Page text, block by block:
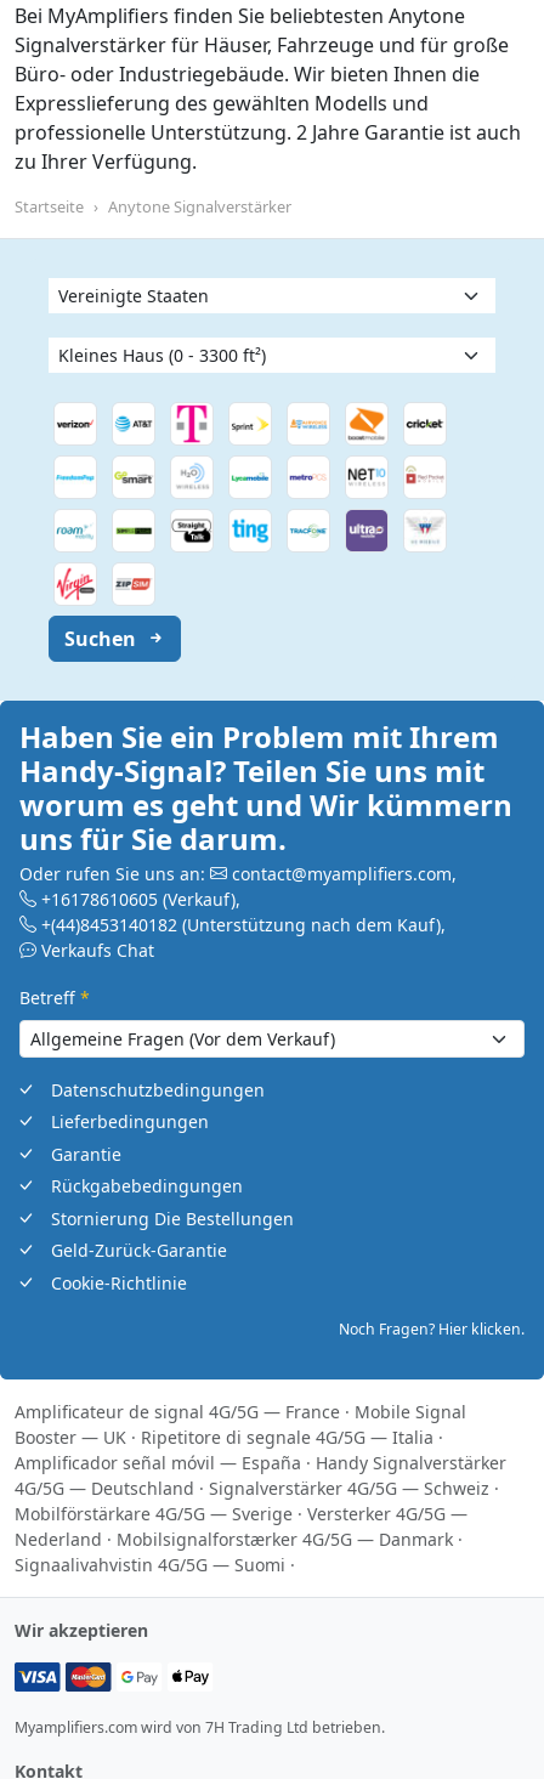
Bei MyAmplifiers finden Sie beliebtesten Anytone
Signalverstärker für Häuser, Fahrzeuge und für große
Büro- oder Industriegebäude. Wir bieten Ihnen die
Expresslieferung des gewählten Modells und
professionelle Unterstützung. 2 Jahre Garantie ist auch
zu Ihrer Verfügung.
Startseite Anytone Signalverstärker
Suchen
Haben Sie ein Problem mit Ihrem
Handy-Signal? Teilen Sie uns mit
worum es geht und Wir kümmern
uns für Sie darum.
Oder rufen Sie uns an: contact@myamplifiers.com,
+16178610605 (Verkauf),
+(44)8453140182 (Unterstützung nach dem Kauf),
Verkaufs Chat
Betreff *
Datenschutzbedingungen
Lieferbedingungen
Garantie
Rückgabebedingungen
Stornierung Die Bestellungen
Geld-Zurück-Garantie
Cookie-Richtlinie
Noch Fragen? Hier klicken.
Amplificateur de signal 4G/5G — France · Mobile Signal
Booster — UK · Ripetitore di segnale 4G/5G — Italia ·
Amplificador señal móvil — España · Handy Signalverstärker
4G/5G — Deutschland · Signalverstärker 4G/5G — Schweiz ·
Mobilförstärkare 4G/5G — Sverige · Versterker 4G/5G —
Nederland · Mobilsignalforstærker 4G/5G — Danmark ·
Signaalivahvistin 4G/5G — Suomi ·
Wir akzeptieren
Myamplifiers.com wird von 7H Trading Ltd betrieben.
Kontakt